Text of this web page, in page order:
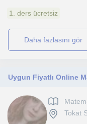
1. ders ücretsiz
daha fazlasını gör
Uygun Fiyatlı Online
Tokat